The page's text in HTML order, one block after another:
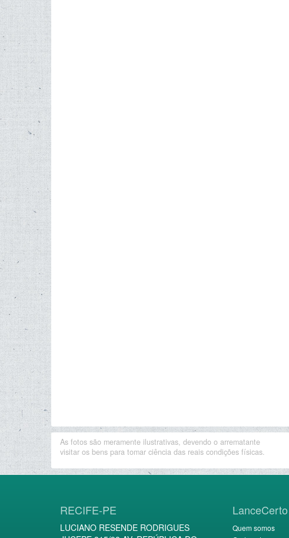
As fotos são meramente ilustrativas, devendo o arrematante
visitar os bens para tomar ciência das reais condições físicas.
RECIFE-PE
LUCIANO RESENDE RODRIGUES
LanceCerto
Quem somos